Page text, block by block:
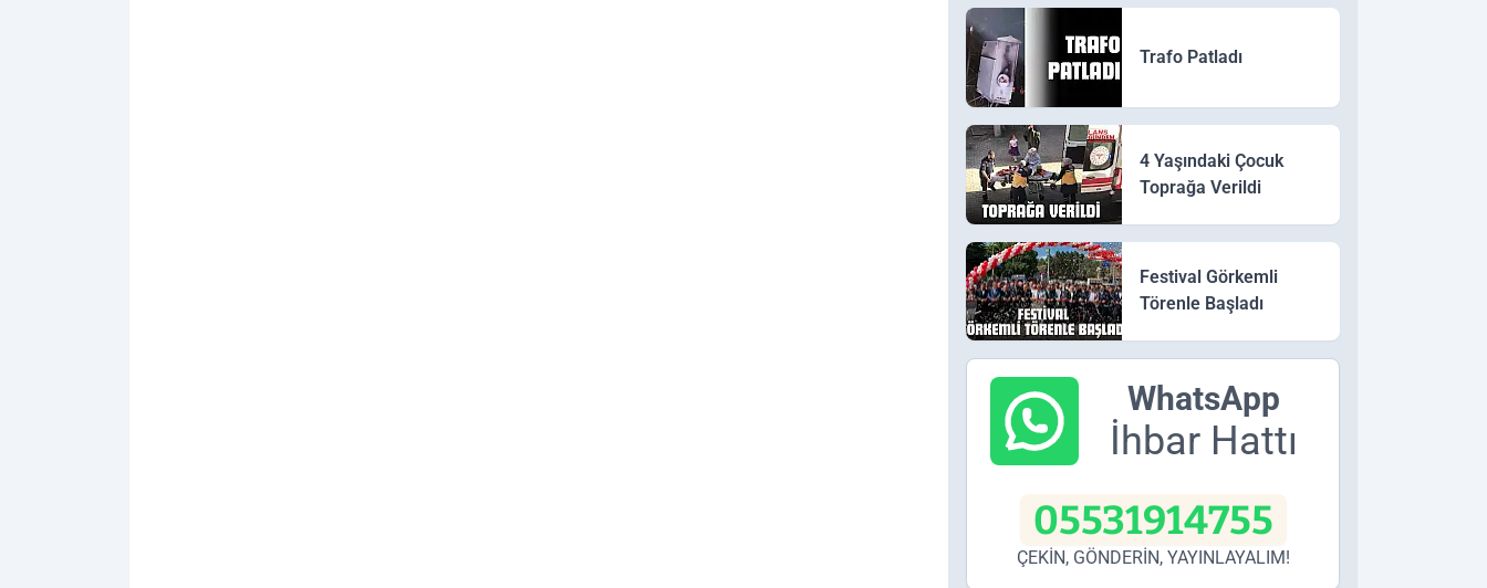
Trafo Patladı
4 Yaşındaki Çocuk
Toprağa Verildi
Festival Görkemli
Törenle Başladı
WhatsApp
İhbar Hattı
05531914755
ÇEKİN, GÖNDERİN, YAYINLAYALIM!